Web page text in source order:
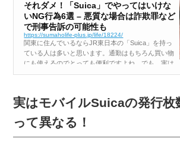
それダメ！「Suica」でやってはいけな
いNG行為6選 – 悪質な場合は詐欺罪など
で刑事告訴の可能性も
https://sumaholife-plus.jp/life/18224/
関東に住んでいるならJR東日本の「Suica」を持っ
ている人は多いと思います。通勤はもちろん買い物
にも使えるのでとっても便利ですよね。でも、実は
SuicaにはやってはいけないNG行為があるのをご存
実はモバイルSuicaの発行枚
って異なる！